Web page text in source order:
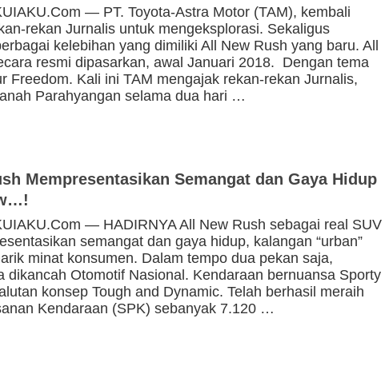
— PT. Toyota-Astra Motor (TAM), kembali
rekan Jurnalis untuk mengeksplorasi. Sekaligus
kelebihan yang dimiliki All New Rush yang baru. All
resmi dipasarkan, awal Januari 2018. Dengan tema
Freedom. Kali ini TAM mengajak rekan-rekan Jurnalis,
Parahyangan selama dua hari …
Mempresentasikan Semangat dan Gaya Hidup
— HADIRNYA All New Rush sebagai real SUV
semangat dan gaya hidup, kalangan “urban”
minat konsumen. Dalam tempo dua pekan saja,
dikancah Otomotif Nasional. Kendaraan bernuansa Sporty
konsep Tough and Dynamic. Telah berhasil meraih
Kendaraan (SPK) sebanyak 7.120 …